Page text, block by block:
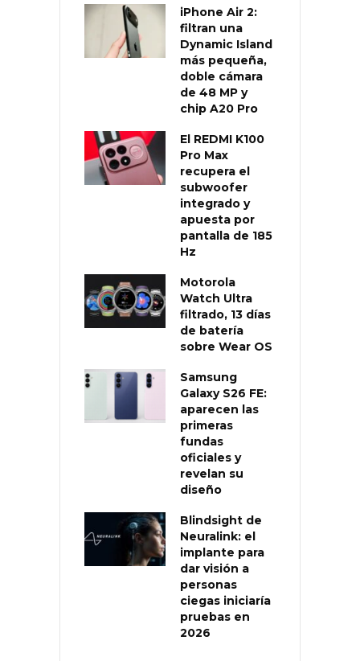
iPhone Air 2:
filtran una
Dynamic Island
más pequeña,
doble cámara
de 48 MP y
chip A20 Pro
El REDMI K100
Pro Max
recupera el
subwoofer
integrado y
apuesta por
pantalla de 185
Hz
Motorola
Watch Ultra
filtrado, 13 días
de batería
sobre Wear OS
Samsung
Galaxy S26 FE:
aparecen las
primeras
fundas
oficiales y
revelan su
diseño
Blindsight de
Neuralink: el
implante para
dar visión a
personas
ciegas iniciaría
pruebas en
2026